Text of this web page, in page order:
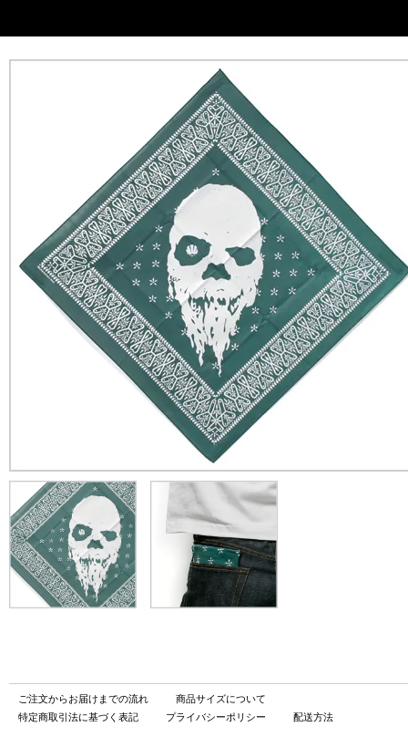
ご注文からお届けまでの流れ
商品サイズについて
特定商取引法に基づく表記
プライバシーポリシー 配送方法